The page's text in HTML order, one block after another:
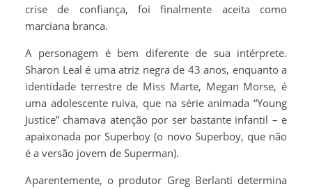
crise de confiança, foi finalmente aceita como
marciana branca.
A personagem é bem diferente de sua intérprete.
Sharon Leal é uma atriz negra de 43 anos, enquanto a
identidade terrestre de Miss Marte, Megan Morse, é
uma adolescente ruiva, que na série animada “Young
Justice” chamava atenção por ser bastante infantil – e
apaixonada por Superboy (o novo Superboy, que não
é a versão jovem de Superman).
Aparentemente, o produtor Greg Berlanti determina